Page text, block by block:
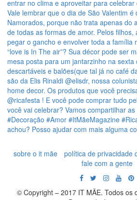
sobre o it mãe política de privacidade
fale com a gente
© Copyright – 2017 IT MÃE. Todos os